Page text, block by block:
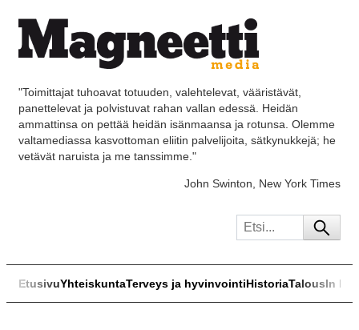
"Toimittajat tuhoavat totuuden, valehtelevat, vääristävät,
panettelevat ja polvistuvat rahan vallan edessä. Heidän
ammattinsa on pettää heidän isänmaansa ja rotunsa. Olemme
valtamediassa kasvottoman eliitin palvelijoita, sätkynukkejä; he
vetävät naruista ja me tanssimme."
John Swinton, New York Times
EtusivuYhteiskuntaTerveys ja hyvinvointiHistoriaTalousIn